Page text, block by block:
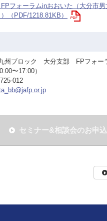
FPフォーラムinおおいた（大分市
（PDF/1218.81KB）
州ブロック 大分支部 FPフォー
〜17:00）
012
セミナー&相談会のお申